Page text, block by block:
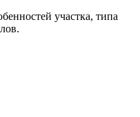
участка, типа